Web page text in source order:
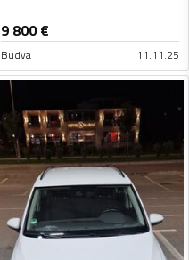
9 800€
Budva 11.11.25